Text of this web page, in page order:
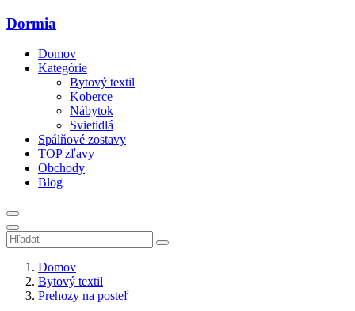
Dormia
Domov
Kategórie
Bytový textil
Koberce
Nábytok
Svietidlá
Spálňové zostavy
TOP zľavy
Obchody
Blog
Domov
Bytový textil
Prehozy na posteľ